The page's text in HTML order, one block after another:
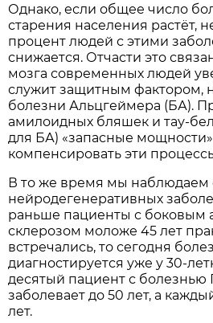
Однако, если общее число
старения населения растёт,
процент людей с этими
снижается. Отчасти это
мозга современных людей
служит защитным фактором,
болезни Альцгеймера (БА).
амилоидных бляшек и тау-
для БА) «запасные
компенсировать эти
В то же время мы
нейродегенеративных
раньше пациенты с боковым
склерозом моложе 45 лет
встречались, то сегодня
диагностируется уже у 30-
десятый пациент с болезнью
заболевает до 50 лет, а
лет.